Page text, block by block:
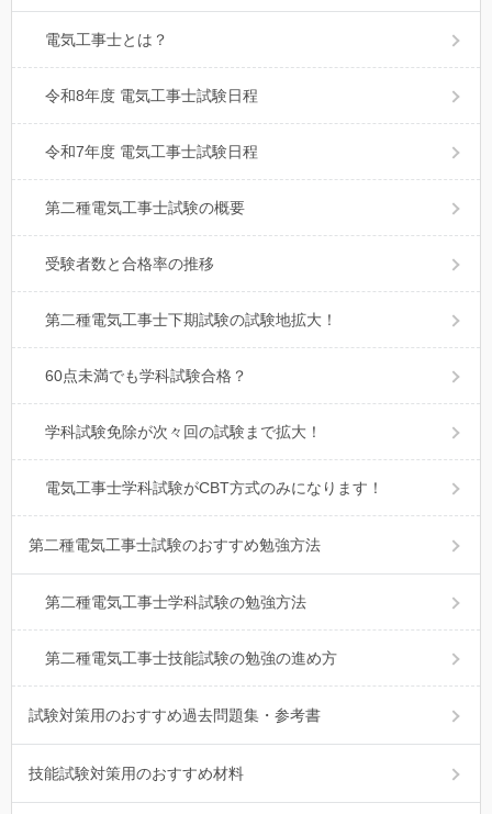
電気工事士とは？
令和8年度 電気工事士試験日程
令和7年度 電気工事士試験日程
第二種電気工事士試験の概要
受験者数と合格率の推移
第二種電気工事士下期試験の試験地拡大！
60点未満でも学科試験合格？
学科試験免除が次々回の試験まで拡大！
電気工事士学科試験がCBT方式のみになります！
第二種電気工事士試験のおすすめ勉強方法
第二種電気工事士学科試験の勉強方法
第二種電気工事士技能試験の勉強の進め方
試験対策用のおすすめ過去問題集・参考書
技能試験対策用のおすすめ材料